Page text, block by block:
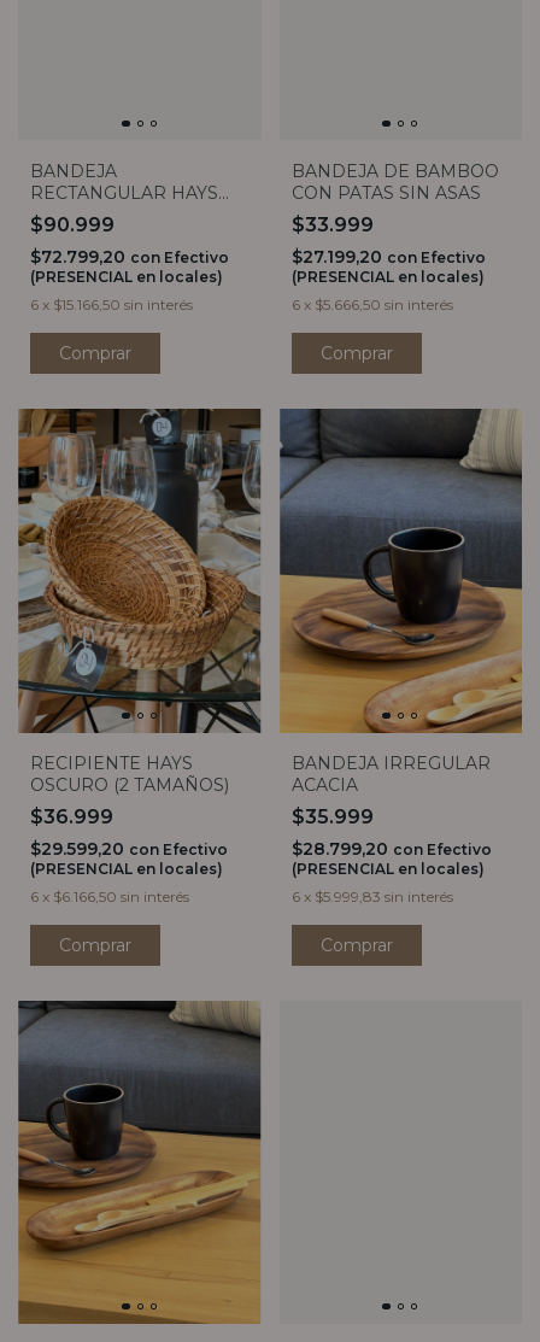
BANDEJA
RECTANGULAR HAYS
CON ASA (2 TAMAÑOS)
$90.999
$72.799,20 con Efectivo
(PRESENCIAL en locales)
6 x $15.166,50 sin interés
Comprar
BANDEJA DE BAMBOO
CON PATAS SIN ASAS
$33.999
$27.199,20 con Efectivo
(PRESENCIAL en locales)
6 x $5.666,50 sin interés
RECIPIENTE HAYS
OSCURO (2 TAMAÑOS)
$36.999
$29.599,20 con Efectivo
(PRESENCIAL en locales)
6 x $6.166,50 sin interés
Comprar
BANDEJA IRREGULAR
ACACIA
$35.999
$28.799,20 con Efectivo
(PRESENCIAL en locales)
6 x $5.999,83 sin interés